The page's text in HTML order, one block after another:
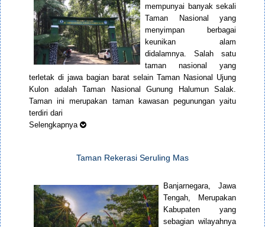
mempunyai banyak sekali
Taman Nasional yang
menyimpan berbagai
keunikan alam
didalamnya. Salah satu
taman nasional yang
terletak di jawa bagian barat selain Taman Nasional Ujung
Kulon adalah Taman Nasional Gunung Halumun Salak.
Taman ini merupakan taman kawasan pegunungan yaitu
terdiri dari
Selengkapnya
Taman Rekerasi Seruling Mas
Banjarnegara, Jawa
Tengah, Merupakan
Kabupaten yang
sebagian wilayahnya